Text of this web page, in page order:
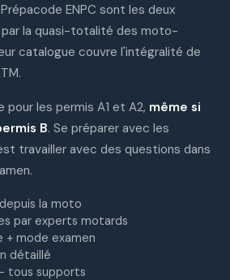
ENPC sont les deux
la quasi-totalité des moto-
catalogue couvre l'intégralité de
pour les permis A1 et A2, même si
B. Se préparer avec les
travailler avec des questions dans
la moto
par experts motards
+ mode examen
détaillé
tous supports